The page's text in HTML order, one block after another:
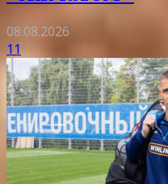
08.08.2026
11